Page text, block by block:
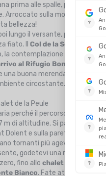
prima alle spalle, poi di lato.
Arroccato sulla montagna,
bellezza!
lungo il versante,
fiato. Il Col de la Seigne,
la contemplazione dice tutto.
al Rifugio Bonatti
,
buona merenda, seduti ai
circostante.
de la Peule
perché il percorso raggiunge il
m di altitudine. Si passa prima
Dolent e sulla parete delle
tornanti più agevoli dal punto
godetevi una meritata
fino allo chalet de la Peule
Bianco. Fate attenzione ai